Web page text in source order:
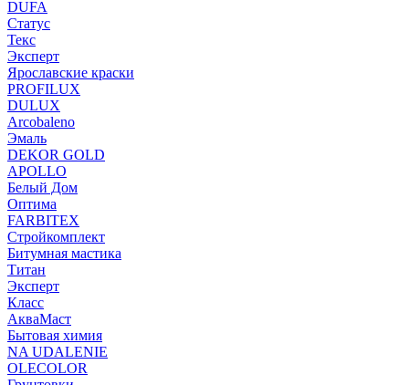
DUFA
Статус
Текс
Эксперт
Ярославские краски
PROFILUX
DULUX
Arcobaleno
Эмаль
DEKOR GOLD
APOLLO
Белый Дом
Оптима
FARBITEX
Стройкомплект
Битумная мастика
Титан
Эксперт
Класс
АкваМаст
Бытовая химия
NA UDALENIE
OLECOLOR